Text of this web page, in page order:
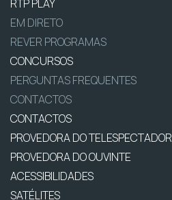
RTP PLAY
EM DIRETO
REVER PROGRAMAS
CONCURSOS
PERGUNTAS FREQUENTES
CONTACTOS
CONTACTOS
PROVEDORA DO TELESPECTADOR
PROVEDORA DO OUVINTE
ACESSIBILIDADES
SATÉLITES